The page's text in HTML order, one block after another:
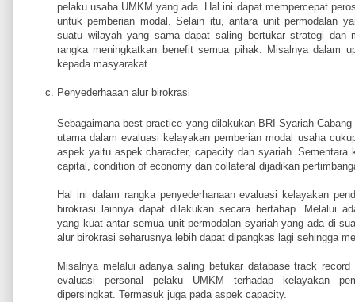
pelaku usaha UMKM yang ada. Hal ini dapat mempercepat
untuk pemberian modal. Selain itu, antara unit permodalan
suatu wilayah yang sama dapat saling bertukar strategi dan
rangka meningkatkan benefit semua pihak. Misalnya dalam
kepada masyarakat.
Penyederhaaan alur birokrasi
Sebagaimana best practice yang dilakukan BRI Syariah
utama dalam evaluasi kelayakan pemberian modal usaha
aspek yaitu aspek character, capacity dan syariah. Sementara
capital, condition of economy dan collateral dijadikan
Hal ini dalam rangka penyederhanaan evaluasi kelayakan
birokrasi lainnya dapat dilakukan secara bertahap. Melalui
yang kuat antar semua unit permodalan syariah yang ada di
alur birokrasi seharusnya lebih dapat dipangkas lagi sehingga
Misalnya melalui adanya saling betukar database track
evaluasi personal pelaku UMKM terhadap kelayakan
dipersingkat. Termasuk juga pada aspek capacity.